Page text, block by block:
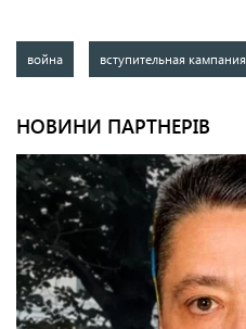
война вступительная кампания